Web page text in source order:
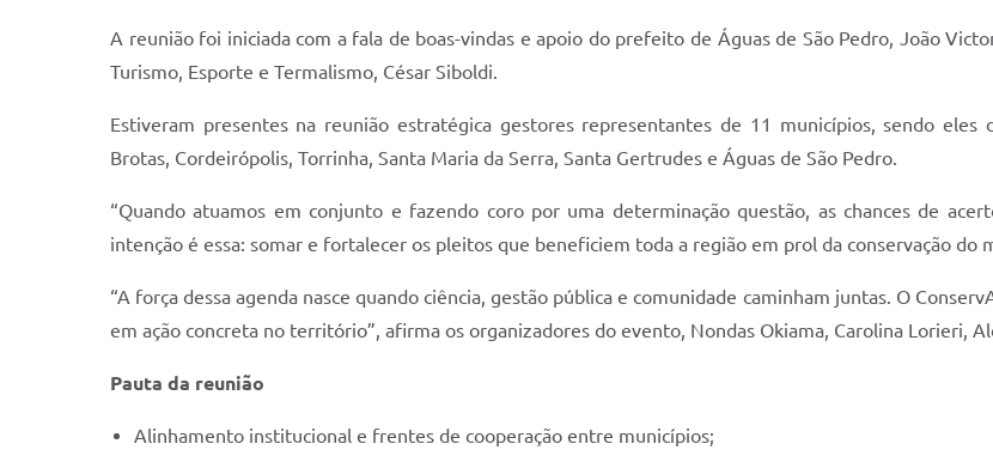
A reunião foi iniciada com a fala de boas-vindas e apoio do prefeito de Águas de São Pedro, João
Turismo, Esporte e Termalismo, César Siboldi.
Estiveram presentes na reunião estratégica gestores representantes de 11 municípios, sendo eles
Brotas, Cordeirópolis, Torrinha, Santa Maria da Serra, Santa Gertrudes e Águas de São Pedro.
“Quando atuamos em conjunto e fazendo coro por uma determinação questão, as chances de
intenção é essa: somar e fortalecer os pleitos que beneficiem toda a região em prol da conservação do
“A força dessa agenda nasce quando ciência, gestão pública e comunidade caminham juntas. O
em ação concreta no território”, afirma os organizadores do evento, Nondas Okiama, Carolina Lorieri,
Pauta da reunião
Alinhamento institucional e frentes de cooperação entre municípios;